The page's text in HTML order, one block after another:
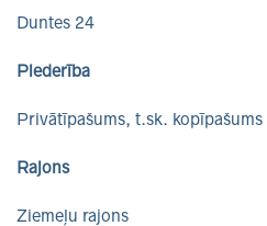
Duntes 24
Piederība
Privātīpašums, t.sk. kopīpašums
Rajons
Ziemeļu rajons